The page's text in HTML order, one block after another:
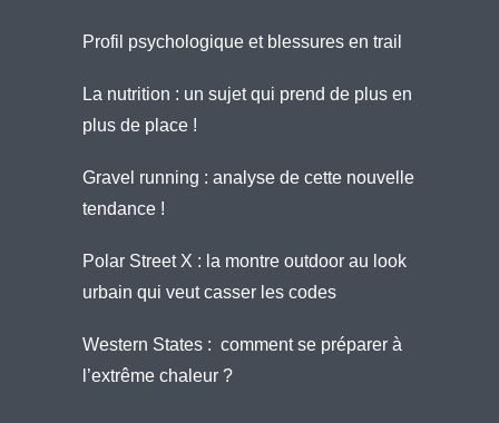
Profil psychologique et blessures en trail
La nutrition : un sujet qui prend de plus en
plus de place !
Gravel running : analyse de cette nouvelle
tendance !
Polar Street X : la montre outdoor au look
urbain qui veut casser les codes
Western States : comment se préparer à
l’extrême chaleur ?